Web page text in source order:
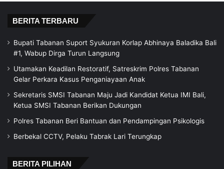
BERITA TERBARU
Bupati Tabanan Suport Syukuran Korlap Abhinaya Baladika Bali
#1, Wabup Dirga Turun Langsung
Utamakan Keadilan Restoratif, Satreskrim Polres Tabanan
Gelar Perkara Kasus Penganiayaan Anak
Sekretaris SMSI Tabanan Maju Jadi Kandidat Ketua IMI Bali,
Ketua SMSI Tabanan Berikan Dukungan
Polres Tabanan Beri Bantuan dan Pendampingan Psikologis
Berbekal CCTV, Pelaku Tabrak Lari Terungkap
BERITA PILIHAN